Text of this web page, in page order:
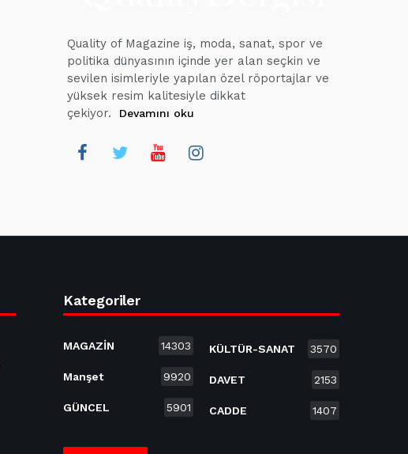
Quality of Magazine iş, moda, sanat, spor ve
politika dünyasının içinde yer alan seçkin ve
sevilen isimleriyle yapılan özel röportajlar ve
yüksek resim kalitesiyle dikkat
çekiyor.
Devamını oku
Kategoriler
MAGAZİN 14303
Manşet 9920
GÜNCEL 5901
KÜLTÜR-SANAT 3570
DAVET 2153
CADDE 1407